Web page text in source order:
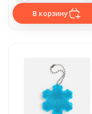
В корзину